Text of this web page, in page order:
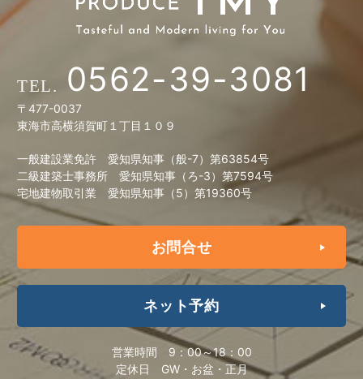
0562-39-3081
〒477-0037
東海市高横須賀町１丁目１０９
一般建設業免許 愛知県知事（般-7）第63854号
二級建築士事務所 愛知県知事（ろ-3）第7594号
宅地建物取引業 愛知県知事（5）第19360号
お問合せ
ネット予約
営業時間 9：00～18：00
定休日 GW・お盆・正月